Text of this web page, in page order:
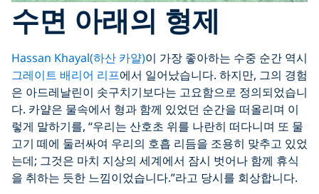
수면 아래의 형제
Hassan Khayal(하산 카얄)이 가장 좋아하는 수중 순간 역시
그레이트 배리어 리프에서 일어났습니다. 하지만, 그의 경험
은 아드레날린이 솟구치기보다는 고요함으로 정의되었습니
다. 카얄은 물속에서 형과 함께 있었던 순간을 떠올리며 이
렇게 말하기를, “우리는 산호초 위를 나란히 떠다니며 또 물
고기 떼에 둘러싸여 우리의 호흡 리듬을 조용히 맞추고 있었
는데; 그것은 마치 지상의 세계에서 잠시 벗어나 함께 휴식
을 취하는 듯한 느낌이었습니다.”라고 당시를 회상합니다.